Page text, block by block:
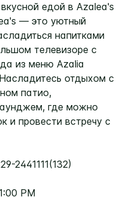
едой в Azalea's
— это уютный
напитками
телевизоре с
из меню Azalia
отдыхом с
патио,
где можно
и провести встречу с
2441111(132)
PM